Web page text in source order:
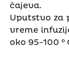
čajeva.
Uputstvo za
vreme
oko 95-100 °